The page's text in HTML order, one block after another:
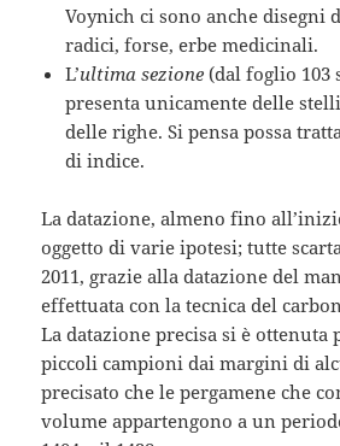
Voynich ci sono anche disegni
radici, forse, erbe medicinali.
L’ultima sezione (dal foglio 103
presenta unicamente delle
delle righe. Si pensa possa
di indice.
La datazione, almeno fino
oggetto di varie ipotesi; tutte
2011, grazie alla datazione del
effettuata con la tecnica del
La datazione precisa si è ottenuta
piccoli campioni dai margini di
precisato che le pergamene che
volume appartengono a un